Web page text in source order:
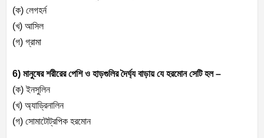
(ক) লেগহর্ন
(খ) আসিল
(গ) গ্রামা
6) মানুষের শরীরের পেশি ও হাড়গুলির দৈর্ঘ্য বাড়ায় যে হরমোন সেটি হল –
(ক) ইনসুলিন
(খ) অ্যাড্রিনালিন
(গ) সোমাটোট্রপিক হরমোন